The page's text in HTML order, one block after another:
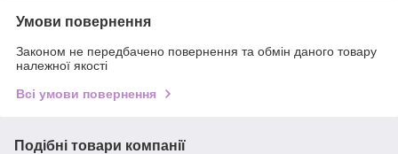
Умови повернення
Законом не передбачено повернення та обмін даного товару
належної якості
Всі умови повернення
Подібні товари компанії